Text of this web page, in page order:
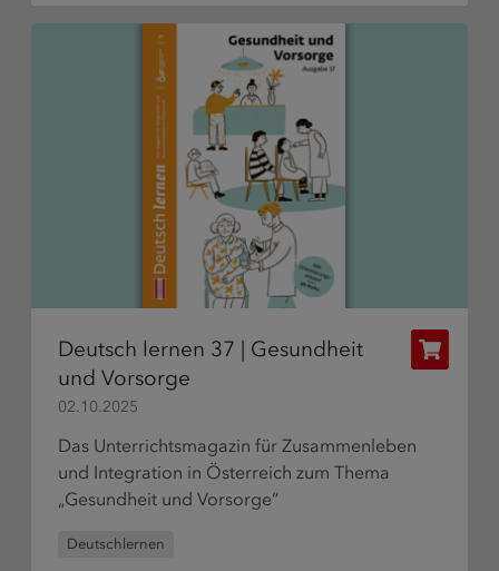
Deutsch lernen 37 | Gesundheit
und Vorsorge
02.10.2025
Das Unterrichtsmagazin für Zusammenleben
und Integration in Österreich zum Thema
„Gesundheit und Vorsorge“
Deutschlernen